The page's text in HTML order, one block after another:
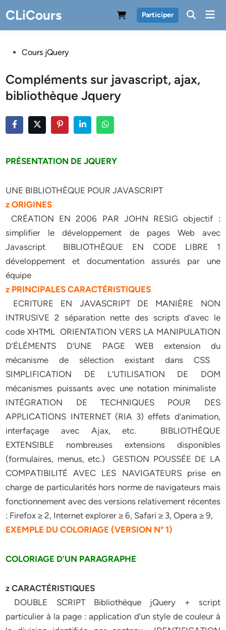
to
content
CLiCours Participer
PostedCours jQuery
Compléments sur javascript, ajax,
bibliothèque Jquery
PRÉSENTATION DE JQUERY
UNE BIBLIOTHÈQUE POUR JAVASCRIPT
z ORIGINES
 CRÉATION EN 2006 PAR JOHN RESIG objectif :
simplifier le développement de pages Web avec
Javascript  BIBLIOTHÈQUE EN CODE LIBRE 1
développement et documentation assurés par une
équipe
z PRINCIPALES CARACTÉRISTIQUES
 ECRITURE EN JAVASCRIPT DE MANIÈRE NON
INTRUSIVE 2 séparation nette des scripts d’avec le
code XHTML  ORIENTATION VERS LA MANIPULATION
D’ÉLÉMENTS D’UNE PAGE WEB extension du
mécanisme de sélection existant dans CSS 
SIMPLIFICATION DE L’UTILISATION DE DOM
mécanismes puissants avec une notation minimaliste 
INTÉGRATION DE TECHNIQUES POUR DES
APPLICATIONS INTERNET (RIA 3) effets d’animation,
interfaçage avec Ajax, etc.  BIBLIOTHÈQUE
EXTENSIBLE nombreuses extensions disponibles
(formulaires, menus, etc.)  GESTION POUSSÉE DE LA
COMPATIBILITÉ AVEC LES NAVIGATEURS prise en
charge de particularités hors norme de navigateurs mais
fonctionnement avec des versions relativement récentes
: Firefox ≥ 2, Internet explorer ≥ 6, Safari ≥ 3, Opera ≥ 9,
EXEMPLE DU COLORIAGE (VERSION N° 1)
COLORIAGE D’UN PARAGRAPHE
z CARACTÉRISTIQUES
 DOUBLE SCRIPT Bibliothèque jQuery + script
particulier à la page : application d’un style de couleur à